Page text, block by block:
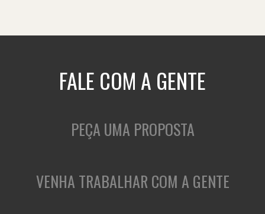
FALE COM A GENTE
PEÇA UMA PROPOSTA
VENHA TRABALHAR COM A GENTE